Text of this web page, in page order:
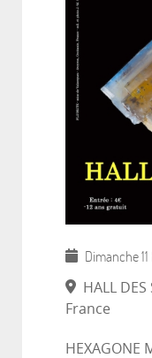
Dimanche
HALL DES
France
HEXAGONE